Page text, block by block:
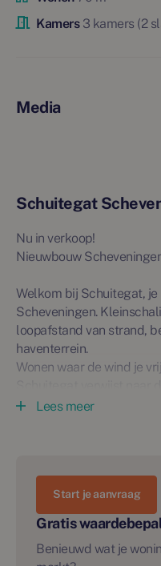
Kamers3 kamers (2
Media
Schuitegat
Nu in verkoop!
Nieuwbouw
Welkom bij Schuitegat,
Scheveningen.
loopafstand van strand,
haventerrein.
Wonen waar de wind je
hun bootjes veilig
Het aanbod in één
• 12 appartementen aan
• 1 commerciële ruimte
• 23 appartementen aan
Lees meer
Gratis
Benieuwd wat je
Start je aanvraag